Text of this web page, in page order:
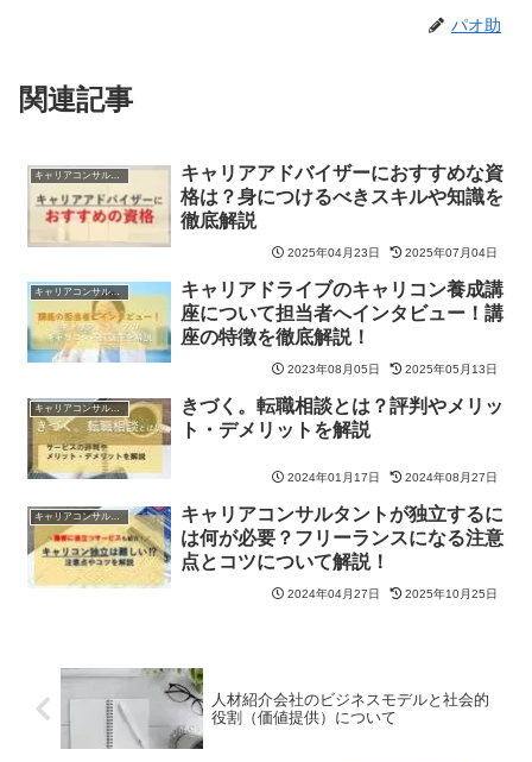
パオ助
関連記事
キャリアコンサルタント
キャリアアドバイザーにおすすめな資
格は？身につけるべきスキルや知識を
徹底解説
2025年04月23日 2025年07月04日
キャリアコンサルタント
キャリアドライブのキャリコン養成講
座について担当者へインタビュー！講
座の特徴を徹底解説！
2023年08月05日 2025年05月13日
キャリアコンサルタント
きづく。転職相談とは？評判やメリッ
ト・デメリットを解説
2024年01月17日 2024年08月27日
キャリアコンサルタント
キャリアコンサルタントが独立するに
は何が必要？フリーランスになる注意
点とコツについて解説！
2024年04月27日 2025年10月25日
人材紹介会社のビジネスモデルと社会的
役割（価値提供）について